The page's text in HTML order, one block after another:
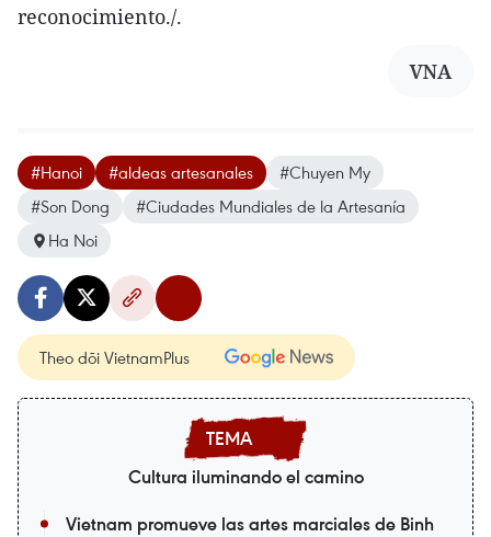
reconocimiento./.
VNA
#Hanoi #aldeas artesanales
#Chuyen My
#Son Dong
#Ciudades Mundiales de la Artesanía
Ha Noi
Theo dõi VietnamPlus
Cultura iluminando el camino
Vietnam promueve las artes marciales de Binh